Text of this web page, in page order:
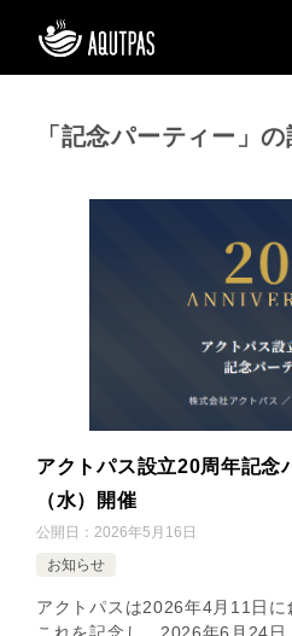
「記念パーティー」
アクトパス設立20周年記念
（水）開催
公開日： 2026年5月16日
お知らせ
アクトパスは2026年4月11日に